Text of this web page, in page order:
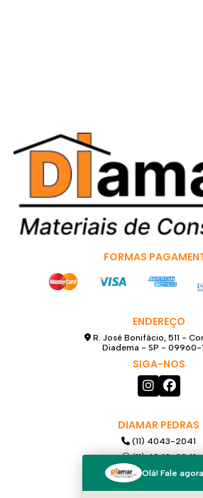
FORMAS
ENDEREÇO
R. José Bonifácio, 511 -
Diadema - SP - 09960-
SIGA-NOS
DIAMAR PEDRAS
(11) 4043-2041
(11) 4043-2041
(11) 99921-6068
Olá! Fale